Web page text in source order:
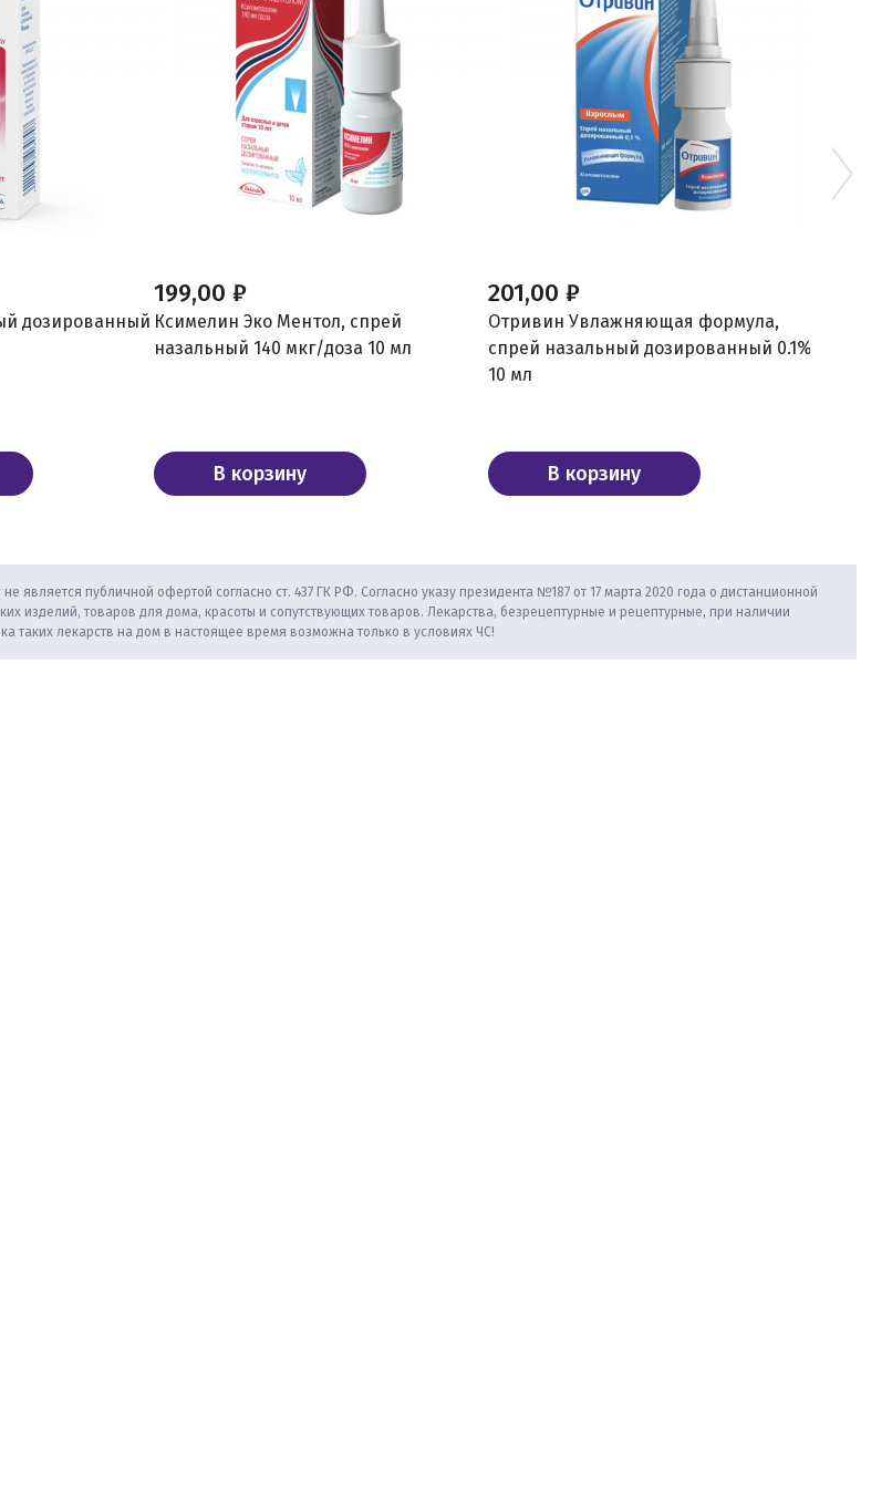
дозированный
199,00 ₽
Ксимелин Эко Ментол, спрей
назальный 140 мкг/доза 10 мл
В корзину
201,00 ₽
Отривин Увлажняющая формула,
спрей назальный дозированный 0.1%,
10 мл
В корзину
является публичной офертой согласно ст. 437 ГК РФ. Согласно указу президента №187 от 17 марта 2020 года о дистанционной
изделий, товаров для дома, красоты и сопутствующих товаров. Лекарства, безрецептурные и рецептурные, при наличии
таких лекарств на дом в настоящее время возможна только в условиях ЧС!